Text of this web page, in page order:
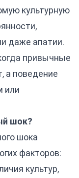
культурную
даже апатии.
привычные
а поведение
или
шок?
шока
факторов:
культур,